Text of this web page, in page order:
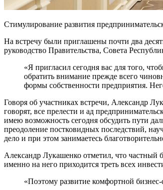
Стимулирование развития
На встречу были приглашены почти два
руководство Правительства, Совета
«Я пригласил сегодня вас для того,
обратить внимание прежде всего
формы собственности предприятия.
Говоря об участниках встречи, Александр
говорят, все прелести и ад
имею возможность сегодня обсудить пути
преодоление постковидных последствий,
дело и при этом занимаетесь
Александр Лукашенко отметил, что частный
именно на него приходится треть всех
«Поэтому развитие комфортной